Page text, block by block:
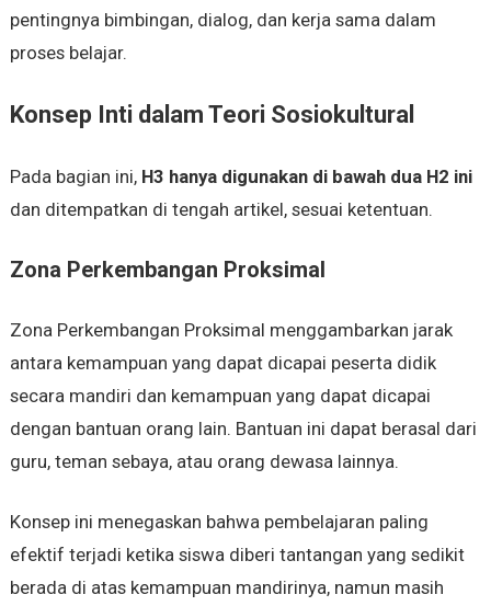
pentingnya bimbingan, dialog, dan kerja sama dalam
proses belajar.
Konsep Inti dalam Teori Sosiokultural
Pada bagian ini, H3 hanya digunakan di bawah dua H2 ini
dan ditempatkan di tengah artikel, sesuai ketentuan.
Zona Perkembangan Proksimal
Zona Perkembangan Proksimal menggambarkan jarak
antara kemampuan yang dapat dicapai peserta didik
secara mandiri dan kemampuan yang dapat dicapai
dengan bantuan orang lain. Bantuan ini dapat berasal dari
guru, teman sebaya, atau orang dewasa lainnya.
Konsep ini menegaskan bahwa pembelajaran paling
efektif terjadi ketika siswa diberi tantangan yang sedikit
berada di atas kemampuan mandirinya, namun masih